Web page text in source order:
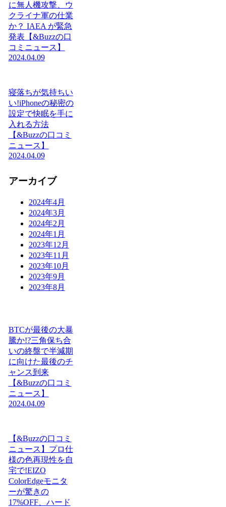
に無人機攻撃、ウ
クライナ軍の仕業
か？ IAEA が緊急
発表【&Buzzの口
コミニュース】
2024.04.09
寝落ちが気持ちい
い!iPhoneの秘密の
設定で快眠を手に
入れる方法
【&Buzzの口コミ
ニュース】
2024.04.09
アーカイブ
2024年4月
2024年3月
2024年2月
2024年1月
2023年12月
2023年11月
2023年10月
2023年9月
2023年8月
BTCが最後の大暴
騰か!?三角保ち合
いの終盤で半減期
に向けた最後のチ
ャンス到来
【&Buzzの口コミ
ニュース】
2024.04.09
【&Buzzの口コミ
ニュース】プロ仕
様の色再現性を自
宅で!EIZO
ColorEdgeモニタ
ーが驚きの
17%OFF、ハード